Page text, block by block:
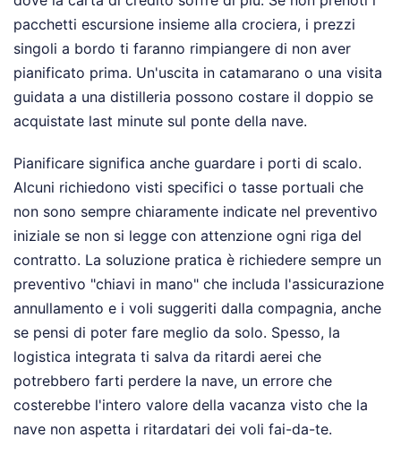
pacchetti escursione insieme alla crociera, i prezzi
singoli a bordo ti faranno rimpiangere di non aver
pianificato prima. Un'uscita in catamarano o una visita
guidata a una distilleria possono costare il doppio se
acquistate last minute sul ponte della nave.
Pianificare significa anche guardare i porti di scalo.
Alcuni richiedono visti specifici o tasse portuali che
non sono sempre chiaramente indicate nel preventivo
iniziale se non si legge con attenzione ogni riga del
contratto. La soluzione pratica è richiedere sempre un
preventivo "chiavi in mano" che includa l'assicurazione
annullamento e i voli suggeriti dalla compagnia, anche
se pensi di poter fare meglio da solo. Spesso, la
logistica integrata ti salva da ritardi aerei che
potrebbero farti perdere la nave, un errore che
costerebbe l'intero valore della vacanza visto che la
nave non aspetta i ritardatari dei voli fai-da-te.